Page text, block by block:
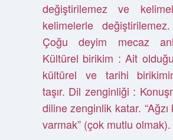
değiştirilemez ve
kelimelerle
Çoğu deyim mecaz
Kültürel birikim : Ait
kültürel ve tarihi
taşır. Dil zenginliği :
diline zenginlik katar. “Ağzı
varmak” (çok mutlu olmak).